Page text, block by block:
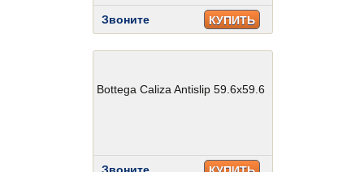
Звоните КУПИТЬ
Bottega Caliza Antislip 59.6x59.6